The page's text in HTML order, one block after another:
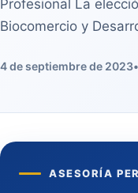
Profesional La
Biocomercio y
4 de septiembre de 2023•
ASESORÍA